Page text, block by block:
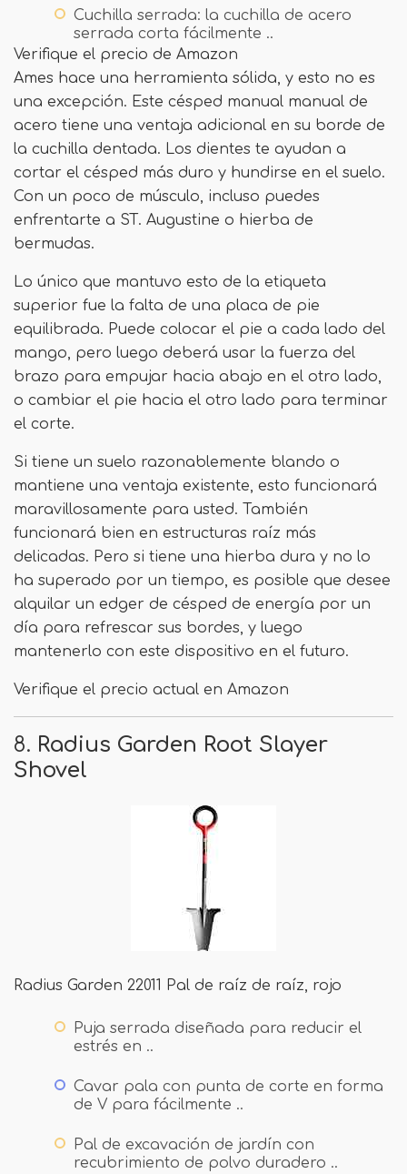
Cuchilla serrada: la cuchilla de acero
serrada corta fácilmente ..
Verifique el precio de Amazon
Ames hace una herramienta sólida, y esto no es
una excepción. Este césped manual manual de
acero tiene una ventaja adicional en su borde de
la cuchilla dentada. Los dientes te ayudan a
cortar el césped más duro y hundirse en el suelo.
Con un poco de músculo, incluso puedes
enfrentarte a ST. Augustine o hierba de
bermudas.
Lo único que mantuvo esto de la etiqueta
superior fue la falta de una placa de pie
equilibrada. Puede colocar el pie a cada lado del
mango, pero luego deberá usar la fuerza del
brazo para empujar hacia abajo en el otro lado,
o cambiar el pie hacia el otro lado para terminar
el corte.
Si tiene un suelo razonablemente blando o
mantiene una ventaja existente, esto funcionará
maravillosamente para usted. También
funcionará bien en estructuras raíz más
delicadas. Pero si tiene una hierba dura y no lo
ha superado por un tiempo, es posible que desee
alquilar un edger de césped de energía por un
día para refrescar sus bordes, y luego
mantenerlo con este dispositivo en el futuro.
Verifique el precio actual en Amazon
8. Radius Garden Root Slayer
Shovel
Radius Garden 22011 Pal de raíz de raíz, rojo
Puja serrada diseñada para reducir el
estrés en ..
Cavar pala con punta de corte en forma
de V para fácilmente ..
Pal de excavación de jardín con
recubrimiento de polvo duradero ..